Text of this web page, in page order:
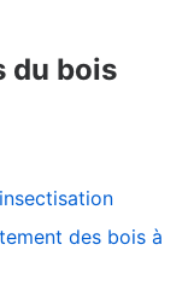
du bois
des bois à